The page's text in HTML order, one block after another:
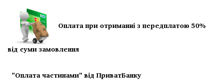
Оплата при отриманні з передплатою 50%
від суми замовлення
"Оплата частинами" від ПриватБанку